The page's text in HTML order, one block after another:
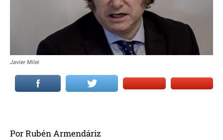
Javier Milei
Por Rubén Armendáriz